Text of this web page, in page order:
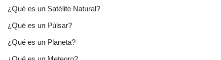
¿Qué es un Satélite Natural?
¿Qué es un Púlsar?
¿Qué es un Planeta?